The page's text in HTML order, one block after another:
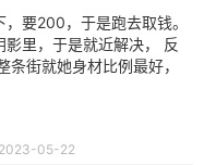
要200，于是跑去取钱。
里，于是就近解决， 反
街就她身材比例最好，
05-22